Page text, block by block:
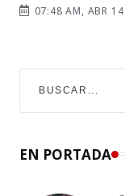
07:48 AM, ABR 14
EN PORTADA